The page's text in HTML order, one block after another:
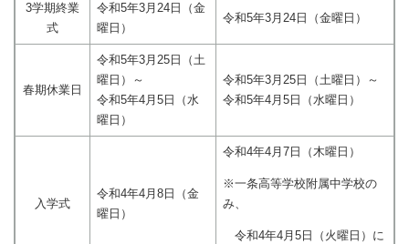
3学期終業
式
令和5年3月24日（金
曜日）
令和5年3月24日（金曜日）
春期休業日
令和5年3月25日（土
曜日）～
令和5年4月5日（水
曜日）
令和5年3月25日（土曜日）～
令和5年4月5日（水曜日）
入学式
令和4年4月8日（金
曜日）
令和4年4月7日（木曜日）
※一条高等学校附属中学校の
み、
令和4年4月5日（火曜日）に